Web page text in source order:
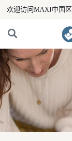
欢迎访问MAXI中国区